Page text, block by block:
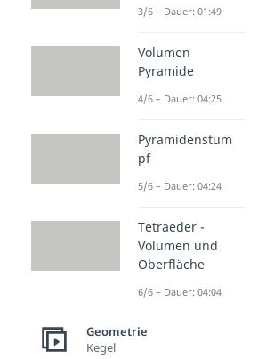
3/6 – Dauer: 01:49
Volumen
Pyramide
4/6 – Dauer: 04:25
Pyramidenstum
pf
5/6 – Dauer: 04:24
Tetraeder -
Volumen und
Oberfläche
6/6 – Dauer: 04:04
Geometrie
Kegel